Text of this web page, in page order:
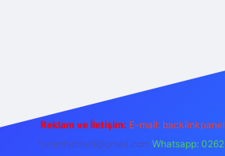
Reklam ve İletişim: E-mail:
forumhizmeti@gmail.com Whatsapp: